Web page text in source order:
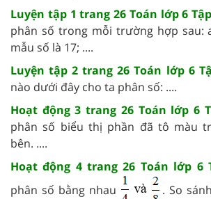
Luyện tập 1 trang 26 Toán lớp 6
phân số trong mỗi trường hợp sau:
mẫu số là 17; ....
Luyện tập 2 trang 26 Toán lớp 6
nào dưới đây cho ta phân số: ....
Hoạt động 3 trang 26 Toán lớp 6
phân số biểu thị phần đã tô màu
bên. ....
Hoạt động 4 trang 26 Toán lớp 6
phân số bằng nhau
. So